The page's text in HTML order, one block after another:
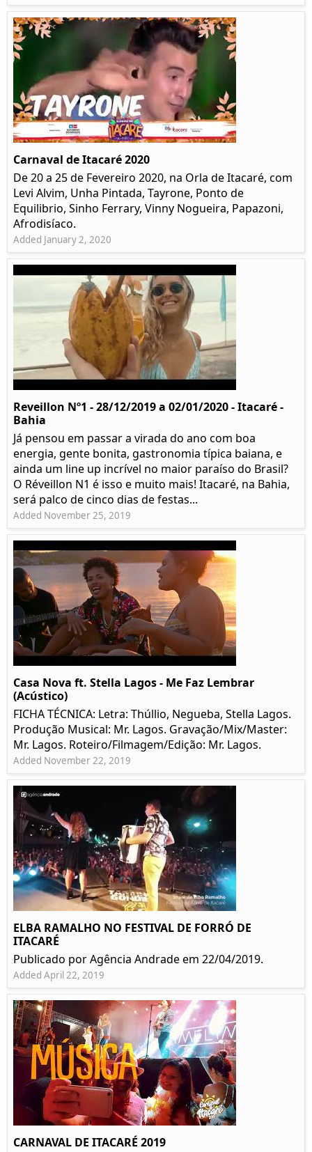
Carnaval de Itacaré 2020
De 20 a 25 de Fevereiro 2020, na Orla de Itacaré, com
Levi Alvim, Unha Pintada, Tayrone, Ponto de
Equilibrio, Sinho Ferrary, Vinny Nogueira, Papazoni,
Afrodisíaco.
Added January 2, 2020
Reveillon Nº1 - 28/12/2019 a 02/01/2020 - Itacaré -
Bahia
Já pensou em passar a virada do ano com boa
energia, gente bonita, gastronomia típica baiana, e
ainda um line up incrível no maior paraíso do Brasil?
O Réveillon N1 é isso e muito mais! Itacaré, na Bahia,
será palco de cinco dias de festas...
Added November 25, 2019
Casa Nova ft. Stella Lagos - Me Faz Lembrar
(Acústico)
FICHA TÉCNICA: Letra: Thúllio, Negueba, Stella Lagos.
Produção Musical: Mr. Lagos. Gravação/Mix/Master:
Mr. Lagos. Roteiro/Filmagem/Edição: Mr. Lagos.
Added November 22, 2019
ELBA RAMALHO NO FESTIVAL DE FORRÓ DE
ITACARÉ
Publicado por Agência Andrade em 22/04/2019.
Added April 22, 2019
CARNAVAL DE ITACARÉ 2019